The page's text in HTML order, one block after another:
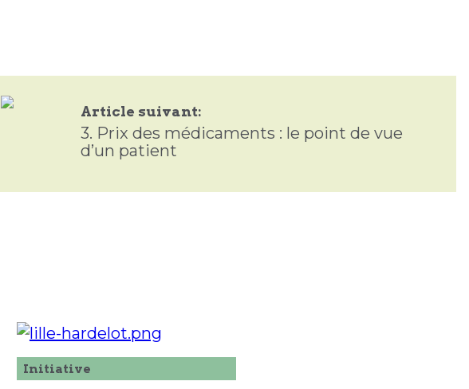
Article suivant:
3. Prix des médicaments : le point de vue
d’un patient
Initiative